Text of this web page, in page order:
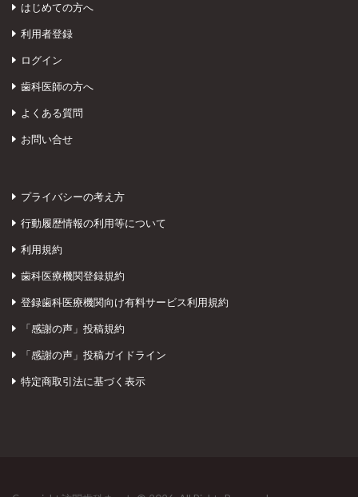
はじめての方へ
利用者登録
ログイン
歯科医師の方へ
よくある質問
お問い合せ
プライバシーの考え方
行動履歴情報の利用等について
利用規約
歯科医療機関登録規約
登録歯科医療機関向け有料サービス利用規約
「感謝の声」投稿規約
「感謝の声」投稿ガイドライン
特定商取引法に基づく表示